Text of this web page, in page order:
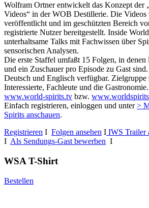
Wolfram Ortner entwickelt das Konzept der
Videos“ in der WOB Destillerie. Die Videos
veröffentlicht und im geschützten Bereich
registrierte Nutzer bereitgestellt. Inside
unterhaltsame Talks mit Fachwissen über
sensorischen Analysen.
Die erste Staffel umfaßt 15 Folgen, in denen
und ein Zuschauer pro Episode zu Gast
Deutsch und Englisch verfügbar. Zielgruppe
Interessierte, Fachleute und die
www.world-spirits.tv bzw.
Einfach registrieren, einloggen und unter>
Spirits anschauen.
Registrieren I Folgen ansehen I IWS Trailer
I Als Sendungs-Gast bewerben I
WSA T-Shirt
Bestellen